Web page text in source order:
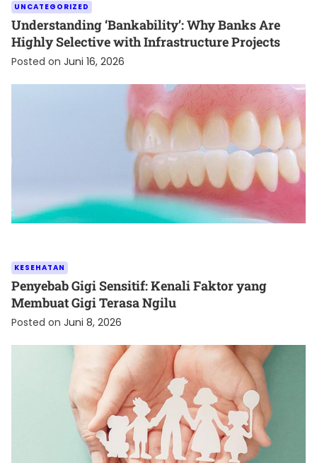
UNCATEGORIZED
Understanding ‘Bankability’: Why Banks Are
Highly Selective with Infrastructure Projects
Posted on Juni 16, 2026
KESEHATAN
Penyebab Gigi Sensitif: Kenali Faktor yang
Membuat Gigi Terasa Ngilu
Posted on Juni 8, 2026